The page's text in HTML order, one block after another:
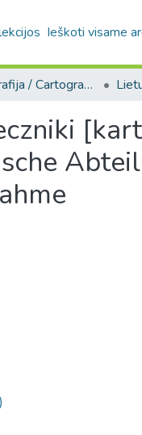
Ieškoti visame
4.4. Kartografija / Cartography